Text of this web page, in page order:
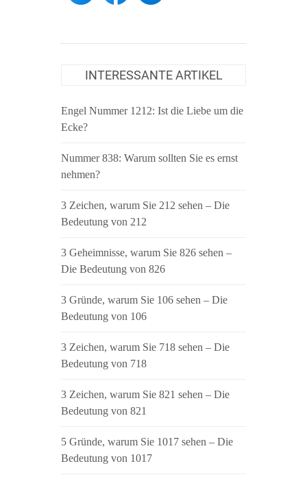
INTERESSANTE ARTIKEL
Engel Nummer 1212: Ist die Liebe um die
Ecke?
Nummer 838: Warum sollten Sie es ernst
nehmen?
3 Zeichen, warum Sie 212 sehen – Die
Bedeutung von 212
3 Geheimnisse, warum Sie 826 sehen –
Die Bedeutung von 826
3 Gründe, warum Sie 106 sehen – Die
Bedeutung von 106
3 Zeichen, warum Sie 718 sehen – Die
Bedeutung von 718
3 Zeichen, warum Sie 821 sehen – Die
Bedeutung von 821
5 Gründe, warum Sie 1017 sehen – Die
Bedeutung von 1017